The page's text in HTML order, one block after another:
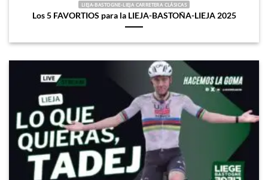
LIEJA-BASTOGNE-LIEJA CARRETERA CLÁSICAS
Los 5 FAVORTIOS para la LIEJA-BASTOÑA-LIEJA 2025